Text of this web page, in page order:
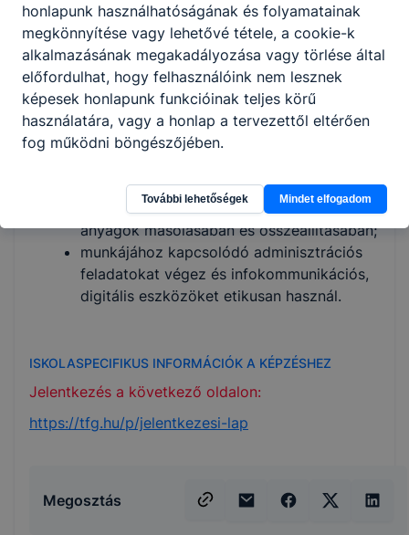
viselkedési és helyzetmegoldási mintákat
nyújt;
együttműködik a kiemelt figyelmet igénylő
gyermekek gondozásában, nevelésében;
közreműködik és segít az intézményen
belüli és kívüli programok, rendezvények
előkészítésében, szervezésében és
részt vesz a fejlesztő eszközök, anyagok
elkészítésében, írásos és nyomtatott
anyagok másolásában és összeállításában;
munkájához kapcsolódó adminisztrációs
feladatokat végez és infokommunikációs,
digitális eszközöket etikusan használ.
ISKOLASPECIFIKUS INFORMÁCIÓK A KÉPZÉSHEZ
Jelentkezés a következő oldalon:
https://tfg.hu/p/jelentkezesi-lap
Megosztás
honlapunk használhatóságának és folyamatainak
megkönnyítése vagy lehetővé tétele, a cookie-k
alkalmazásának megakadályozása vagy törlése által
előfordulhat, hogy felhasználóink nem lesznek
képesek honlapunk funkcióinak teljes körű
használatára, vagy a honlap a tervezettől eltérően
fog működni böngészőjében.
További lehetőségek Mindet elfogadom